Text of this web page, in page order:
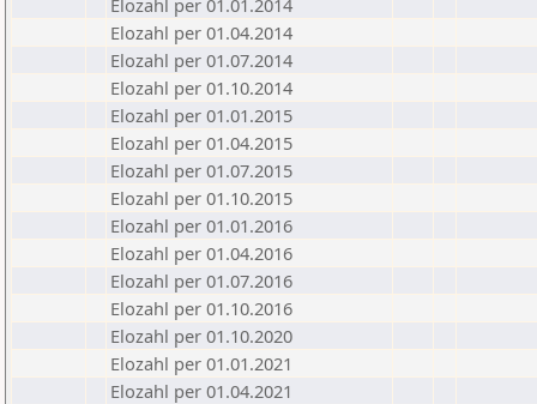
Elozahl per 01.01.2014
Elozahl per 01.04.2014
Elozahl per 01.07.2014
Elozahl per 01.10.2014
Elozahl per 01.01.2015
Elozahl per 01.04.2015
Elozahl per 01.07.2015
Elozahl per 01.10.2015
Elozahl per 01.01.2016
Elozahl per 01.04.2016
Elozahl per 01.07.2016
Elozahl per 01.10.2016
Elozahl per 01.10.2020
Elozahl per 01.01.2021
Elozahl per 01.04.2021